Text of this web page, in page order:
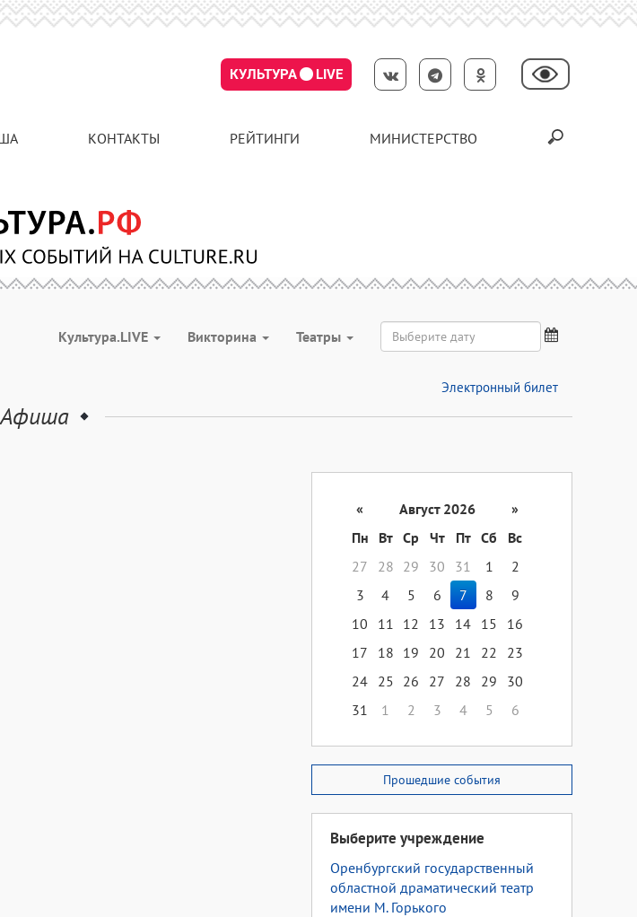
КУЛЬТУРА LIVE
КОНТАКТЫ РЕЙТИНГИ МИНИСТЕРСТВО
Культура.LIVE Викторина Театры
Электронный билет
Афиша
« Август 2026
»
Пн
Вт Ср Чт Пт Сб
Вс
27
28 29 30 31 1
2
3
4 5 6 7 8
9
10
11 12 13 14 15
16
17
18 19 20 21 22
23
24 25 26 27 28 29
30
31
1 2 3 4 5 6
Прошедшие события
Выберите учреждение
Оренбургский государственный
областной драматический театр
имени М. Горького